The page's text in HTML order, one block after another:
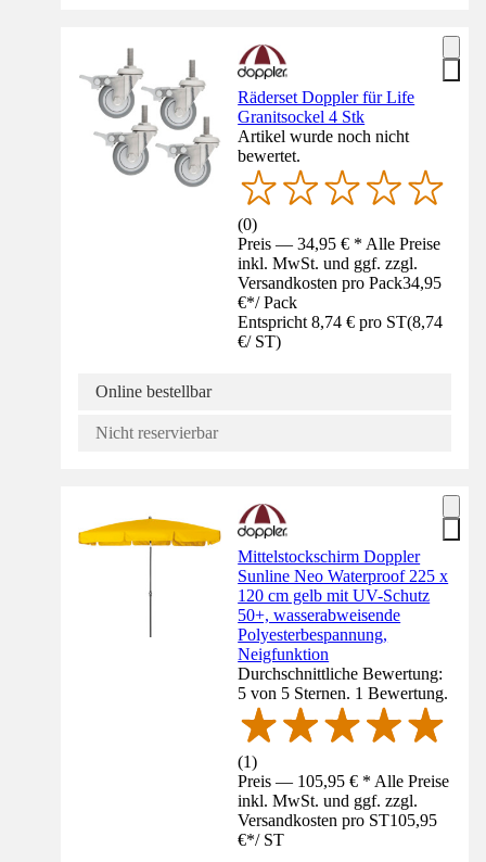
Räderset Doppler für Life
Granitsockel 4 Stk
Artikel wurde noch nicht
bewertet.
(0)
Preis — 34,95 € * Alle Preise
inkl. MwSt. und ggf. zzgl.
Versandkosten pro Pack34,95
€*/ Pack
Entspricht 8,74 € pro ST(8,74
€/ ST)
Online bestellbar
Nicht reservierbar
Mittelstockschirm Doppler
Sunline Neo Waterproof 225 x
120 cm gelb mit UV-Schutz
50+, wasserabweisende
Polyesterbespannung,
Neigfunktion
Durchschnittliche Bewertung:
5 von 5 Sternen. 1 Bewertung.
(1)
Preis — 105,95 € * Alle Preise
inkl. MwSt. und ggf. zzgl.
Versandkosten pro ST105,95
€*/ ST